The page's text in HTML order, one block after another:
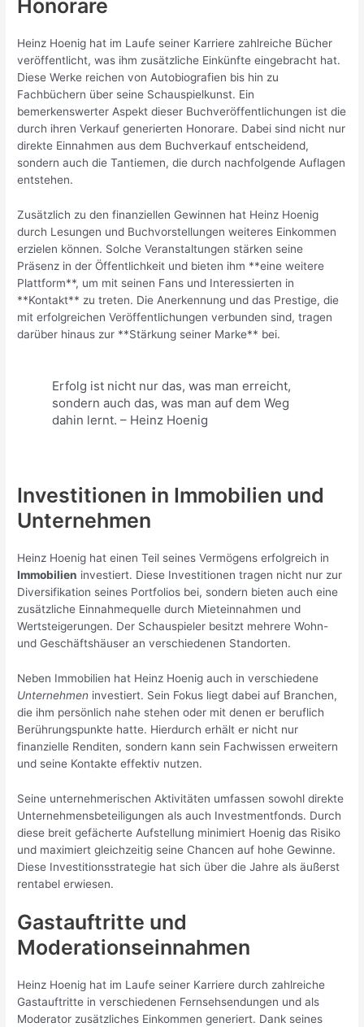
Honorare
Heinz Hoenig hat im Laufe seiner Karriere zahlreiche Bücher
veröffentlicht, was ihm zusätzliche Einkünfte eingebracht hat.
Diese Werke reichen von Autobiografien bis hin zu
Fachbüchern über seine Schauspielkunst. Ein
bemerkenswerter Aspekt dieser Buchveröffentlichungen ist die
durch ihren Verkauf generierten Honorare. Dabei sind nicht nur
direkte Einnahmen aus dem Buchverkauf entscheidend,
sondern auch die Tantiemen, die durch nachfolgende Auflagen
entstehen.
Zusätzlich zu den finanziellen Gewinnen hat Heinz Hoenig
durch Lesungen und Buchvorstellungen weiteres Einkommen
erzielen können. Solche Veranstaltungen stärken seine
Präsenz in der Öffentlichkeit und bieten ihm **eine weitere
Plattform**, um mit seinen Fans und Interessierten in
**Kontakt** zu treten. Die Anerkennung und das Prestige, die
mit erfolgreichen Veröffentlichungen verbunden sind, tragen
darüber hinaus zur **Stärkung seiner Marke** bei.
Erfolg ist nicht nur das, was man erreicht,
sondern auch das, was man auf dem Weg
dahin lernt. – Heinz Hoenig
Investitionen in Immobilien und
Unternehmen
Heinz Hoenig hat einen Teil seines Vermögens erfolgreich in
Immobilien investiert. Diese Investitionen tragen nicht nur zur
Diversifikation seines Portfolios bei, sondern bieten auch eine
zusätzliche Einnahmequelle durch Mieteinnahmen und
Wertsteigerungen. Der Schauspieler besitzt mehrere Wohn-
und Geschäftshäuser an verschiedenen Standorten.
Neben Immobilien hat Heinz Hoenig auch in verschiedene
Unternehmen investiert. Sein Fokus liegt dabei auf Branchen,
die ihm persönlich nahe stehen oder mit denen er beruflich
Berührungspunkte hatte. Hierdurch erhält er nicht nur
finanzielle Renditen, sondern kann sein Fachwissen erweitern
und seine Kontakte effektiv nutzen.
Seine unternehmerischen Aktivitäten umfassen sowohl direkte
Unternehmensbeteiligungen als auch Investmentfonds. Durch
diese breit gefächerte Aufstellung minimiert Hoenig das Risiko
und maximiert gleichzeitig seine Chancen auf hohe Gewinne.
Diese Investitionsstrategie hat sich über die Jahre als äußerst
rentabel erwiesen.
Gastauftritte und
Moderationseinnahmen
Heinz Hoenig hat im Laufe seiner Karriere durch zahlreiche
Gastauftritte in verschiedenen Fernsehsendungen und als
Moderator zusätzliches Einkommen generiert. Dank seines